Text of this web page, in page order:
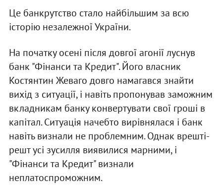
Це банкрутство стало найбільшим за всю
історію незалежної України.
На початку осені після довгої агонії луснув
банк "Фінанси та Кредит". Його власник
Костянтин Жеваго довго намагався знайти
вихід з ситуації, і навіть пропонував заможним
вкладникам банку конвертувати свої гроші в
капітал. Ситуація начебто вирівнялася і банк
навіть визнали не проблемним. Однак врешті-
решт усі зусилля виявилися марними, і
"Фінанси та Кредит" визнали
неплатоспроможним.